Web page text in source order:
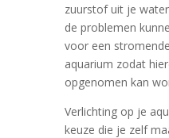
zuurstof uit je
de problemen
voor een
aquarium zodat
opgenomen kan
Verlichting op je
keuze die je zelf